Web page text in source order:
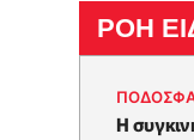
ΡΟΗ
Η